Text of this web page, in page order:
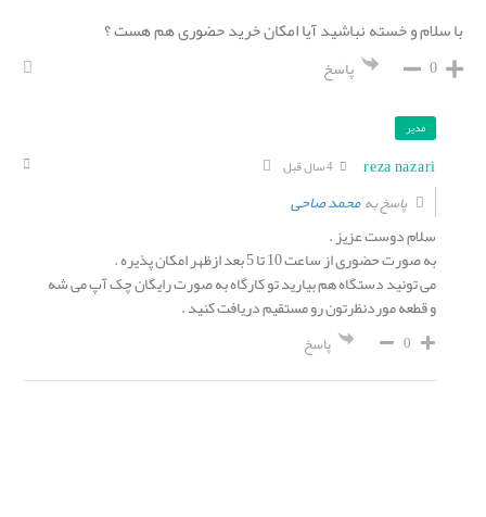
با سلام و خسته نباشید آیا امکان خرید حضوری هم هست ؟
0 پاسخ
مدیر
reza nazari
پاسخ بهمحمد صاحی
سلام دوست عزیز .
به صورت حضوری از ساعت 10 تا 5 بعد ازظهر امکان پذیره .
می تونید دستگاه هم بیارید تو کارگاه به صورت رایگان چک آپ می شه
و قطعه موردنظرتون رو مستقیم دریافت کنید .
0 پاسخ